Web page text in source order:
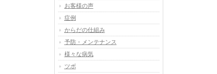
お客様の声
症例
からだの仕組み
予防・メンテナンス
様々な病気
ツボ